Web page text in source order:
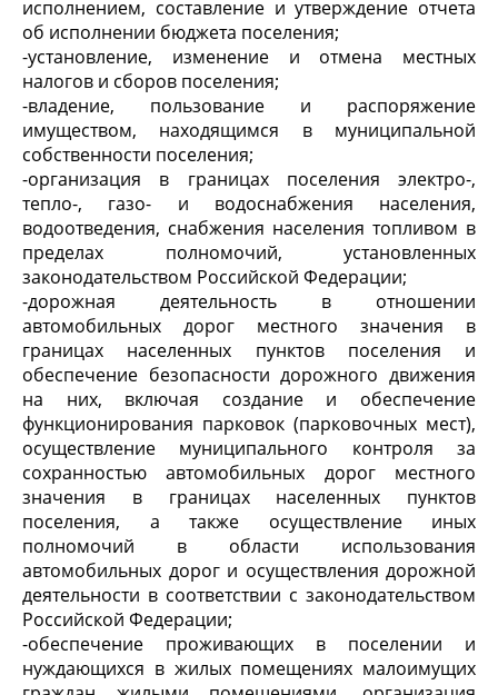
исполнением, составление и утверждение отчета
об исполнении бюджета поселения;
-установление, изменение и отмена местных
налогов и сборов поселения;
-владение, пользование и распоряжение
имуществом, находящимся в муниципальной
собственности поселения;
-организация в границах поселения электро-,
тепло-, газо- и водоснабжения населения,
водоотведения, снабжения населения топливом в
пределах полномочий, установленных
законодательством Российской Федерации;
-дорожная деятельность в отношении
автомобильных дорог местного значения в
границах населенных пунктов поселения и
обеспечение безопасности дорожного движения
на них, включая создание и обеспечение
функционирования парковок (парковочных мест),
осуществление муниципального контроля за
сохранностью автомобильных дорог местного
значения в границах населенных пунктов
поселения, а также осуществление иных
полномочий в области использования
автомобильных дорог и осуществления дорожной
деятельности в соответствии с законодательством
Российской Федерации;
-обеспечение проживающих в поселении и
нуждающихся в жилых помещениях малоимущих